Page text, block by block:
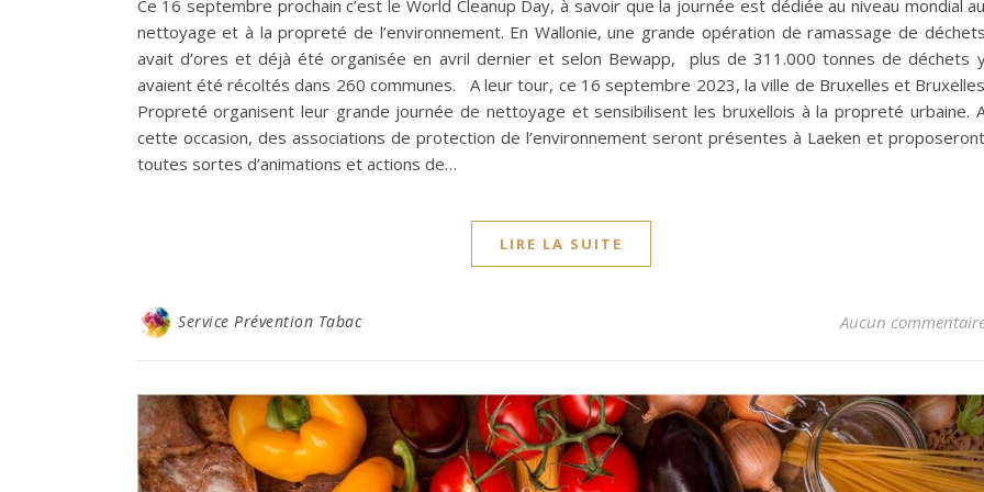
Ce 16 septembre prochain c’est le World Cleanup Day, à savoir que la journée est dédiée au niveau mondial au
nettoyage et à la propreté de l’environnement. En Wallonie, une grande opération de ramassage de déchets
avait d’ores et déjà été organisée en avril dernier et selon Bewapp, plus de 311.000 tonnes de déchets
avaient été récoltés dans 260 communes. A leur tour, ce 16 septembre 2023, la ville de Bruxelles et Bruxelles
Propreté organisent leur grande journée de nettoyage et sensibilisent les bruxellois à la propreté urbaine.
cette occasion, des associations de protection de l’environnement seront présentes à Laeken et proposeront
toutes sortes d’animations et actions de…
LIRE LA SUITE
Service Prévention Tabac Aucun